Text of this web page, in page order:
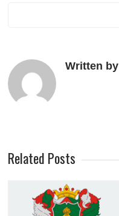
Written by
Related Posts